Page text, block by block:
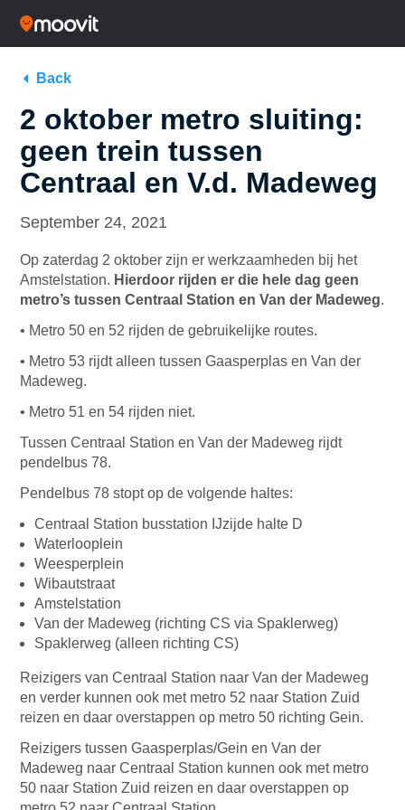
Back
2 oktober metro sluiting:
geen trein tussen
Centraal en V.d. Madeweg
September 24, 2021
Op zaterdag 2 oktober zijn er werkzaamheden bij het
Amstelstation. Hierdoor rijden er die hele dag geen
metro’s tussen Centraal Station en Van der Madeweg.
• Metro 50 en 52 rijden de gebruikelijke routes.
• Metro 53 rijdt alleen tussen Gaasperplas en Van der
Madeweg.
• Metro 51 en 54 rijden niet.
Tussen Centraal Station en Van der Madeweg rijdt
pendelbus 78.
Pendelbus 78 stopt op de volgende haltes:
Centraal Station busstation IJzijde halte D
Waterlooplein
Weesperplein
Wibautstraat
Amstelstation
Van der Madeweg (richting CS via Spaklerweg)
Spaklerweg (alleen richting CS)
Reizigers van Centraal Station naar Van der Madeweg
en verder kunnen ook met metro 52 naar Station Zuid
reizen en daar overstappen op metro 50 richting Gein.
Reizigers tussen Gaasperplas/Gein en Van der
Madeweg naar Centraal Station kunnen ook met metro
50 naar Station Zuid reizen en daar overstappen op